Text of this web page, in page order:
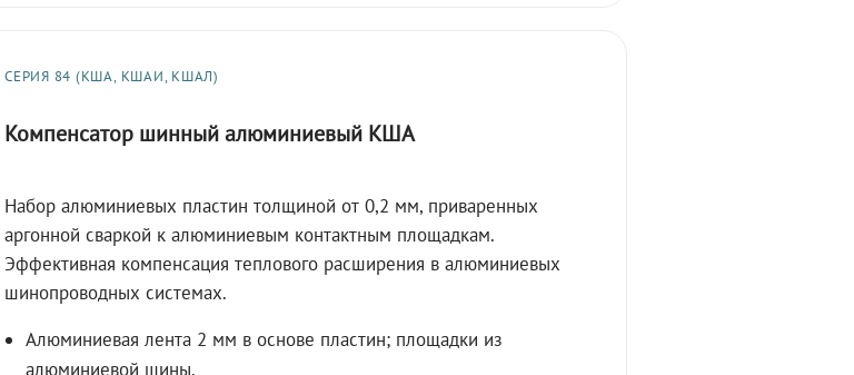
СЕРИЯ 84 (КША, КШАИ, КШАЛ)
Компенсатор шинный алюминиевый КША
Набор алюминиевых пластин толщиной от 0,2 мм, приваренных
аргонной сваркой к алюминиевым контактным площадкам.
Эффективная компенсация теплового расширения в алюминиевых
шинопроводных системах.
Алюминиевая лента 2 мм в основе пластин; площадки из
алюминиевой шины.